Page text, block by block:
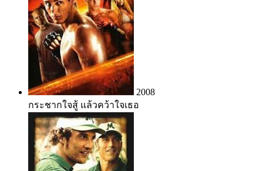
2008
กระชากใจสู้ แล้วคว้าใจเธอ